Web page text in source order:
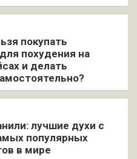
покупать
похудения на
и делать
лучшие духи с
популярных
в мире